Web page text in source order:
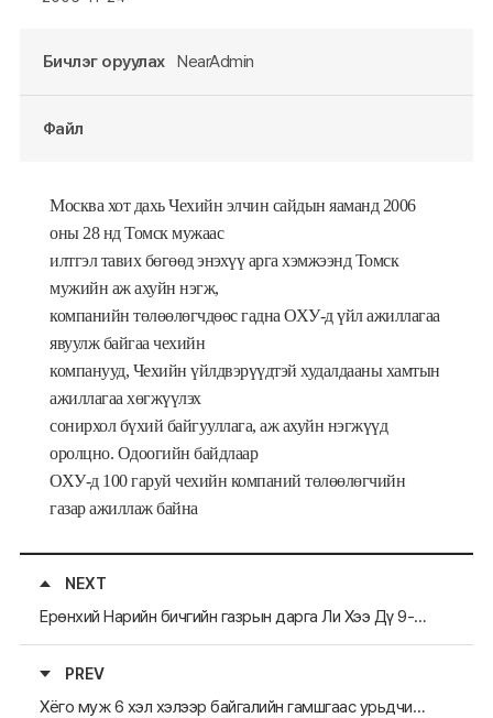
Бичлэг оруулах NearAdmin
Файл
Москва хот дахь Чехийн элчин сайдын яаманд 2006
оны 28 нд Томск мужаас
илтгэл тавих бөгөөд энэхүү арга хэмжээнд Томск
мужийн аж ахуйн нэгж,
компанийн төлөөлөгчдөөс гадна ОХУ-д үйл ажиллагаа
явуулж байгаа чехийн
компанууд, Чехийн үйлдвэрүүдтэй худалдааны хамтын
ажиллагаа хөгжүүлэх
сонирхол бүхий байгууллага, аж ахуйн нэгжүүд
оролцно. Одоогийн байдлаар
ОХУ-д 100 гаруй чехийн компаний төлөөлөгчийн
газар ажиллаж байна
NEXT
Ерөнхий Нарийн бичгийн газрын дарга Ли Хээ Дү 9-дэх удаагийн ЗХА-ийн форумд “ЗХА-ийн өөртөө засах байгууллагын холбооны
PREV
Хёго муж 6 хэл хэлээр байгалийн гамшгаас урьдчилан сэргийлэх талаарх мэдээг тарааж байна